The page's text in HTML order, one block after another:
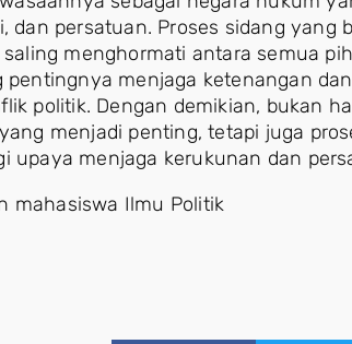
dan persatuan. Proses sidang yang
menghormati antara semua
pentingnya menjaga ketenangan
politik. Dengan demikian, bukan
menjadi penting, tetapi juga
upaya menjaga kerukunan dan
mahasiswa Ilmu Politik